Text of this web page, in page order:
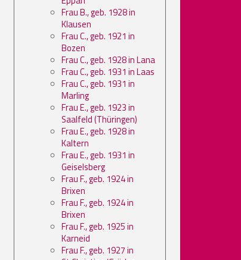
Frau B., geb. 1928 in
Klausen
Frau C., geb. 1921 in
Bozen
Frau C., geb. 1928 in Lana
Frau C., geb. 1931 in Laas
Frau C., geb. 1931 in
Marling
Frau E., geb. 1923 in
Saalfeld (Thüringen)
Frau E., geb. 1928 in
Kaltern
Frau E., geb. 1931 in
Geiselsberg
Frau F., geb. 1924 in
Brixen
Frau F., geb. 1924 in
Brixen
Frau F., geb. 1925 in
Karneid
Frau F., geb. 1927 in